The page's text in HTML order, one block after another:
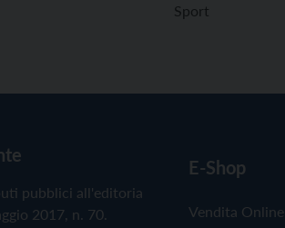
Sport
pubblici all'editoria
2017, n. 70.
E-Shop
Vendita Online